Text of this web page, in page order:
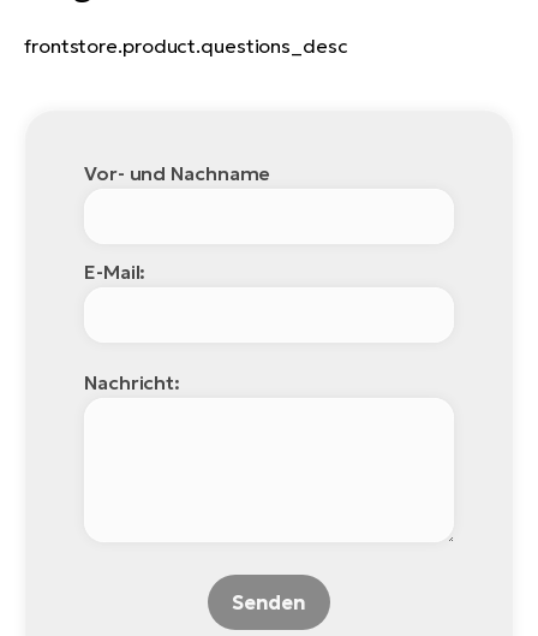
frontstore.product.questions_desc
Vor- und Nachname
E-Mail:
Nachricht:
Senden